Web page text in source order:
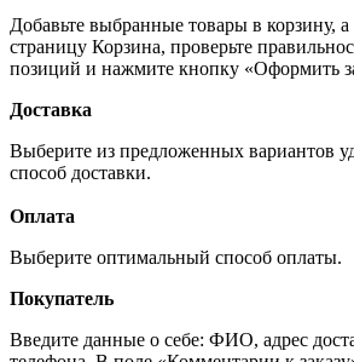
Добавьте выбранные товары в корзину, а
страницу Корзина, проверьте
позиций и нажмите кнопку «Оформить
Доставка
Выберите из предложенных вариантов
способ доставки.
Оплата
Выберите оптимальный способ оплаты.
Покупатель
Введите данные о себе: ФИО, адрес